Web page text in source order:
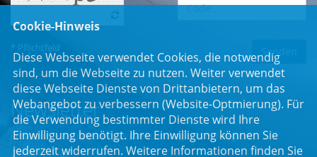
* Pflichtfeld
Newsletter
Erhalten Sie Neuigkeiten aus dem Landtag und der Region.
Cookie-Hinweis
Diese Webseite verwendet Cookies, die notwendig
sind, um die Webseite zu nutzen. Weiter verwendet
diese Webseite Dienste von Drittanbietern, um das
Webangebot zu verbessern (Website-Optmierung). Für
die Verwendung bestimmter Dienste wird Ihre
Einwilligung benötigt. Ihre Einwilligung können Sie
jederzeit widerrufen. Weitere Informationen finden Sie